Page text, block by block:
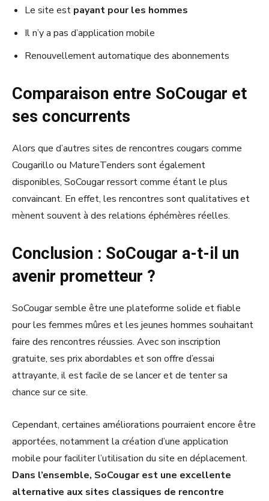
Le site est payant pour les hommes
Il n’y a pas d’application mobile
Renouvellement automatique des abonnements
Comparaison entre SoCougar et
ses concurrents
Alors que d’autres sites de rencontres cougars comme
Cougarillo ou MatureTenders sont également
disponibles, SoCougar ressort comme étant le plus
convaincant. En effet, les rencontres sont qualitatives et
mènent souvent à des relations éphémères réelles.
Conclusion : SoCougar a-t-il un
avenir prometteur ?
SoCougar semble être une plateforme solide et fiable
pour les femmes mûres et les jeunes hommes souhaitant
faire des rencontres réussies. Avec son inscription
gratuite, ses prix abordables et son offre d’essai
attrayante, il est facile de se lancer et de tenter sa
chance sur ce site.
Cependant, certaines améliorations pourraient encore être
apportées, notamment la création d’une application
mobile pour faciliter l’utilisation du site en déplacement.
Dans l’ensemble, SoCougar est une excellente
alternative aux sites classiques de rencontre